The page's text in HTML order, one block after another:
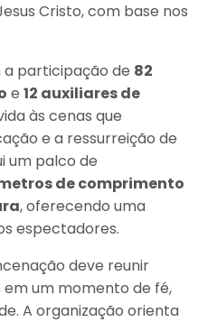
Cristo, com base nos
participação de 82
e 12 auxiliares de
às cenas que
e a ressurreição de
um palco de
de comprimento
, oferecendo uma
espectadores.
deve reunir
um momento de fé,
A organização orienta